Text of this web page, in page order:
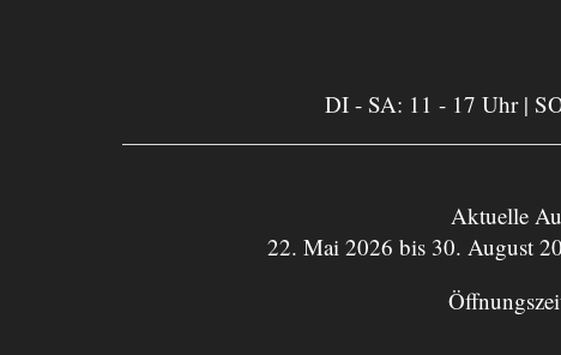
DI - SA: 11 - 17 Uhr |
Aktuelle
22. Mai 2026 bis 30. August